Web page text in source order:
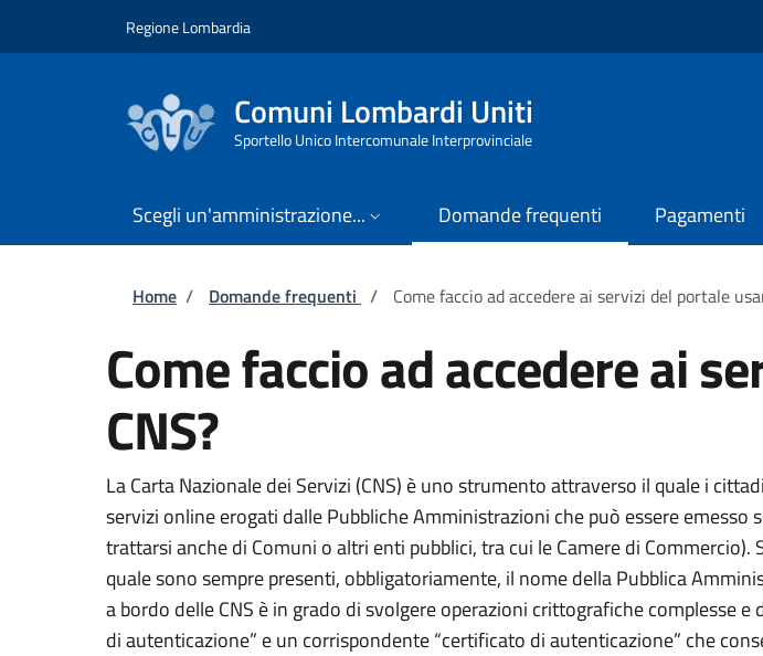
Regione Lombardia
Comuni Lombardi Uniti
Sportello Unico Intercomunale Interprovinciale
Scegli un'amministrazione... Domande frequenti Pagamenti
Briciole di pane
Home / Domande frequenti / Come faccio ad accedere ai servizi del portale
Come faccio ad accedere ai
CNS?
La Carta Nazionale dei Servizi (CNS) è uno strumento attraverso il quale i
servizi online erogati dalle Pubbliche Amministrazioni che può essere
trattarsi anche di Comuni o altri enti pubblici, tra cui le Camere di Commercio).
quale sono sempre presenti, obbligatoriamente, il nome della Pubblica
a bordo delle CNS è in grado di svolgere operazioni crittografiche complesse
di autenticazione” e un corrispondente “certificato di autenticazione” che